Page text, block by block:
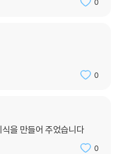
0
을 만들어 주었습니다
0